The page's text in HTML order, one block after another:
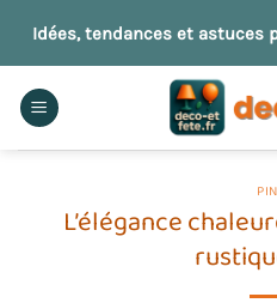
contenu
Idées, tendances et astuces
PIN
L’élégance